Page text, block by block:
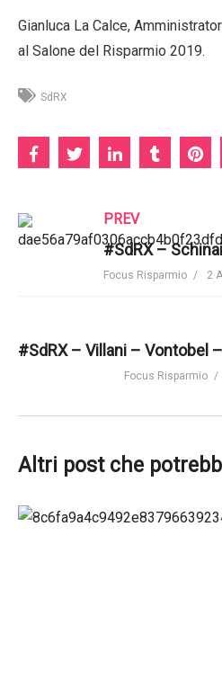
Gianluca La Calce,
al Salone del Risparmio 2019.
SdRX
PREV
Focus Risparmio 2
Focus Risparmio
Altri post che